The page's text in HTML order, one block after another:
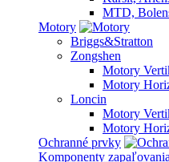
MTD,
Motory
Briggs&Stratton
Zongshen
Motory
Motory
Loncin
Motory
Motory
Ochranné prvky
Komponenty zapaľovania